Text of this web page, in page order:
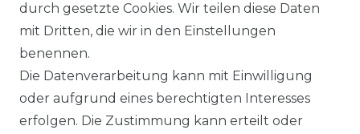
NEWSLETTER & KATALOG
MÖBEL AUFBAUANLEITUNGEN
UNTERNEHMEN
durch gesetzte Cookies. Wir teilen diese Daten
mit Dritten, die wir in den Einstellungen
benennen.
Die Datenverarbeitung kann mit Einwilligung
oder aufgrund eines berechtigten Interesses
erfolgen. Die Zustimmung kann erteilt oder